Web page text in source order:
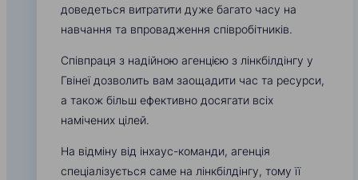
доведеться витратити дуже багато часу на
навчання та впровадження співробітників.
Співпраця з надійною агенцією з лінкбілдінгу у
Гвінеї дозволить вам заощадити час та ресурси,
а також більш ефективно досягати всіх
намічених цілей.
На відміну від інхаус-команди, агенція
спеціалізується саме на лінкбілдінгу, тому її